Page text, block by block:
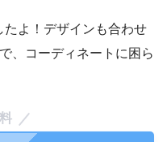
たよ！デザインも合わせ
、コーディネートに困ら